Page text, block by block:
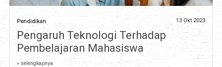
Pendidikan 13 Okt 2023
Pengaruh Teknologi Terhadap
Pembelajaran Mahasiswa
» selengkapnya